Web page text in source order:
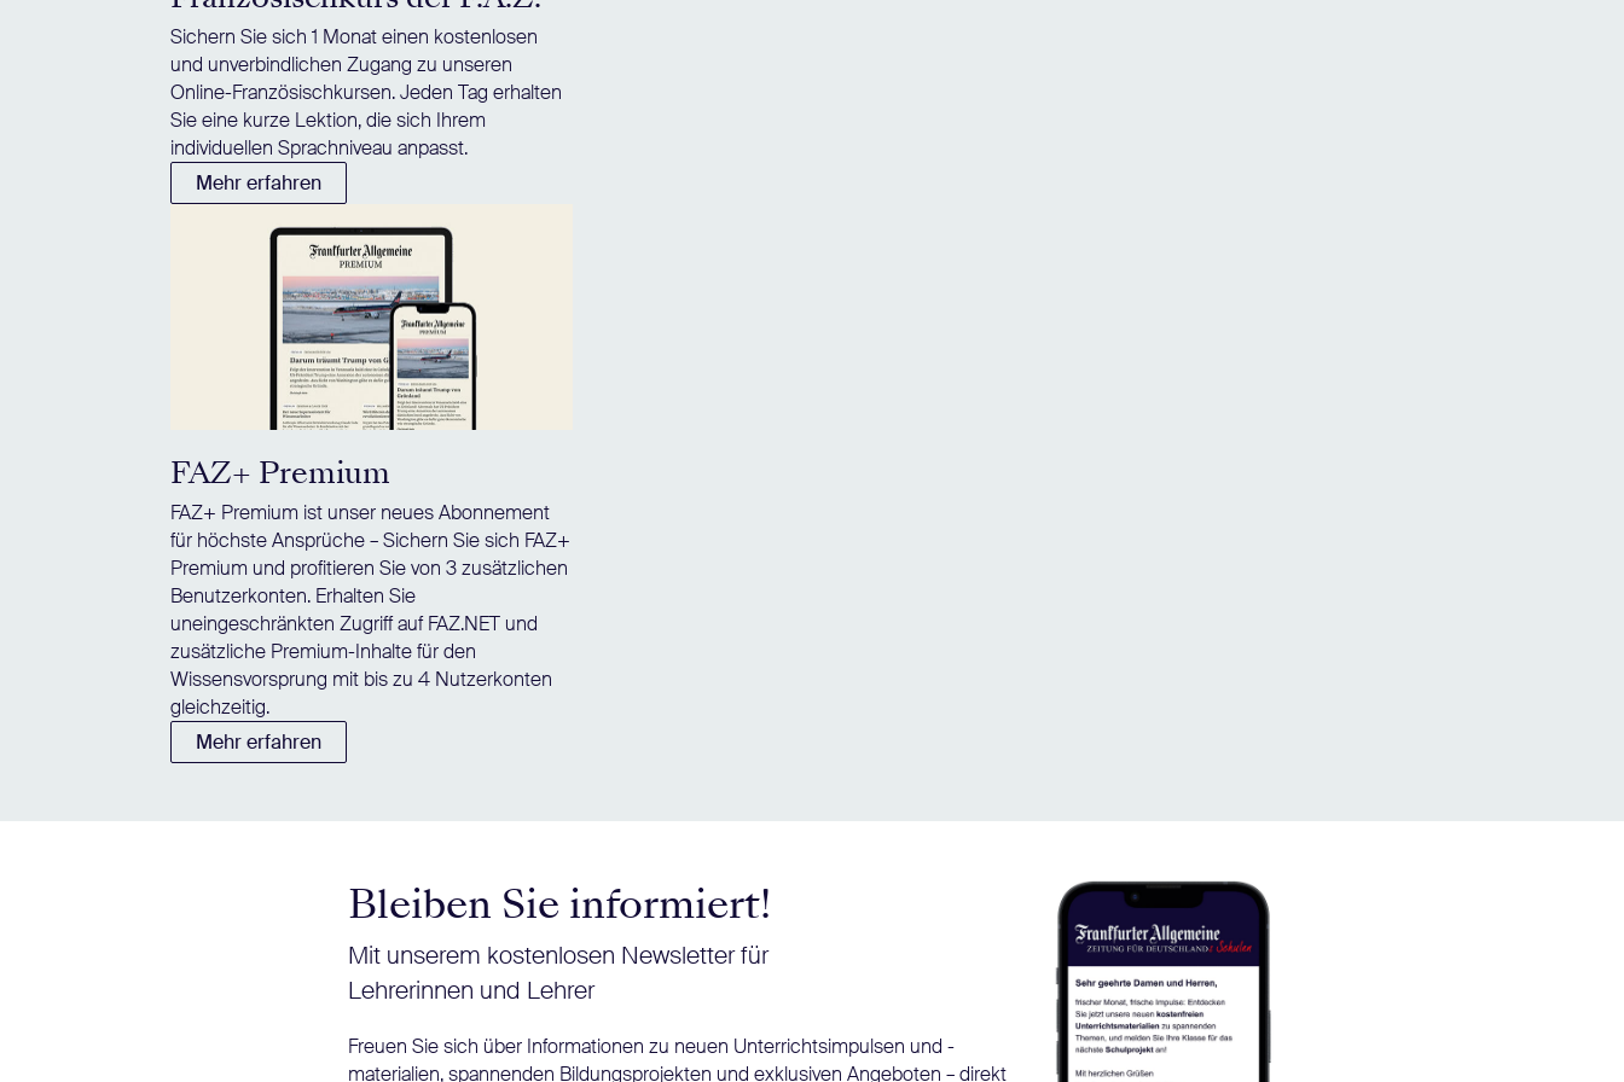
Sichern Sie sich 1 Monat einen kostenlosen
und unverbindlichen Zugang zu unseren
Online-Französischkursen. Jeden Tag erhalten
Sie eine kurze Lektion, die sich Ihrem
individuellen Sprachniveau anpasst.
Mehr erfahren
FAZ+ Premium
FAZ+ Premium ist unser neues Abonnement
für höchste Ansprüche – Sichern Sie sich FAZ+
Premium und profitieren Sie von 3 zusätzlichen
Benutzerkonten. Erhalten Sie
uneingeschränkten Zugriff auf FAZ.NET und
zusätzliche Premium-Inhalte für den
Wissensvorsprung mit bis zu 4 Nutzerkonten
gleichzeitig.
Mehr erfahren
Bleiben Sie informiert!
Mit unserem kostenlosen Newsletter für
Lehrerinnen und Lehrer
Freuen Sie sich über Informationen zu neuen Unterrichtsimpulsen und -
materialien, spannenden Bildungsprojekten und exklusiven Angeboten – direkt